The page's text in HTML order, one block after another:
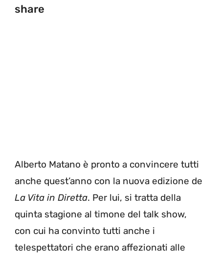
share
Alberto Matano è pronto a convincere tutti
anche quest’anno con la nuova edizione de
La Vita in Diretta. Per lui, si tratta della
quinta stagione al timone del talk show,
con cui ha convinto tutti anche i
telespettatori che erano affezionati alle